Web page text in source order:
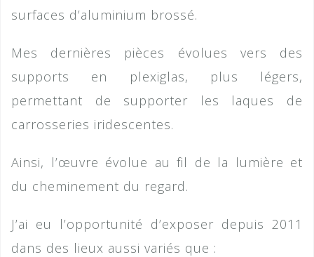
surfaces d’aluminium brossé.
Mes dernières pièces évolues vers des
supports en plexiglas, plus légers,
permettant de supporter les laques de
carrosseries iridescentes.
Ainsi, l’œuvre évolue au fil de la lumière et
du cheminement du regard.
J’ai eu l’opportunité d’exposer depuis 2011
dans des lieux aussi variés que :